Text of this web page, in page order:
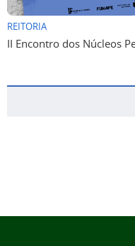
REITORIA
II Encontro dos Núcleos